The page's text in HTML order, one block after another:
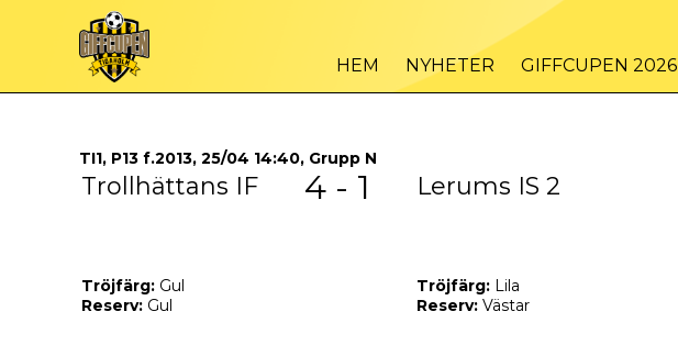
HEM NYHETER GIFFCUPEN 2026
TI1, P13 f.2013, 25/04 14:40, Grupp N
Trollhättans IF 4 - 1 Lerums IS 2
Tröjfärg: Gul
Reserv: Gul
Tröjfärg: Lila
Reserv: Västar